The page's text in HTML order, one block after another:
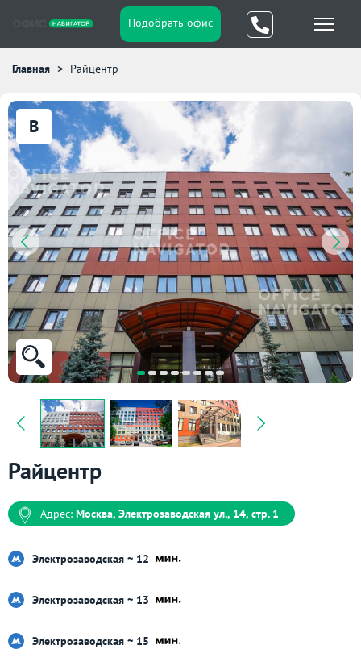
Подобрать офис
Главная Райцентр
B
Райцентр
Адрес: Москва, Электрозаводская ул., 14, стр. 1
Электрозаводская ~ 12
Электрозаводская ~ 13
Электрозаводская ~ 15